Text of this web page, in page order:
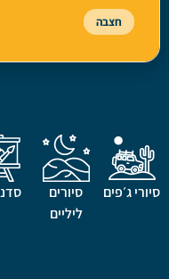
חצבה
ג׳פים
סיורים
ליליים
סדנאות